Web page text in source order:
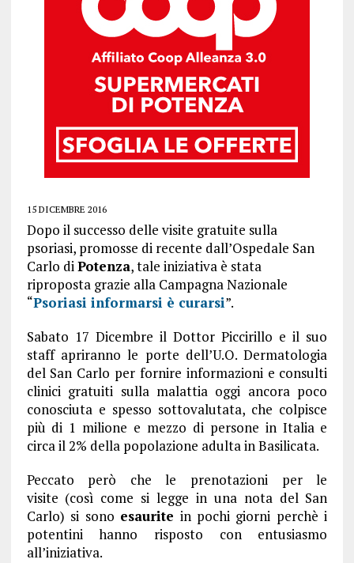
15 DICEMBRE 2016
Dopo il successo delle visite gratuite sulla
psoriasi, promosse di recente dall’Ospedale San
Carlo diPotenza, tale iniziativa è stata
riproposta grazie alla Campagna Nazionale
“Psoriasi informarsi è curarsi”.
Sabato 17 Dicembre il Dottor Piccirillo e il suo
staff apriranno le porte dell’U.O. Dermatologia
del San Carlo per fornire informazioni e consulti
clinici gratuiti sulla malattia oggi ancora poco
conosciuta e spesso sottovalutata, che colpisce
più di 1 milione e mezzo di persone in Italia e
circa il 2% della popolazione adulta in Basilicata.
Peccato però che le prenotazioni per le
visite (così come si legge in una nota del San
Carlo) si sono esaurite in pochi giorni perchè i
potentini hanno risposto con entusiasmo
all’iniziativa.